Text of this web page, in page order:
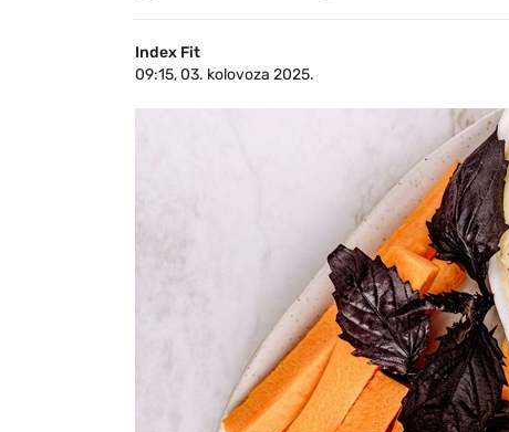
Index Fit
09:15, 03. kolovoza 2025.